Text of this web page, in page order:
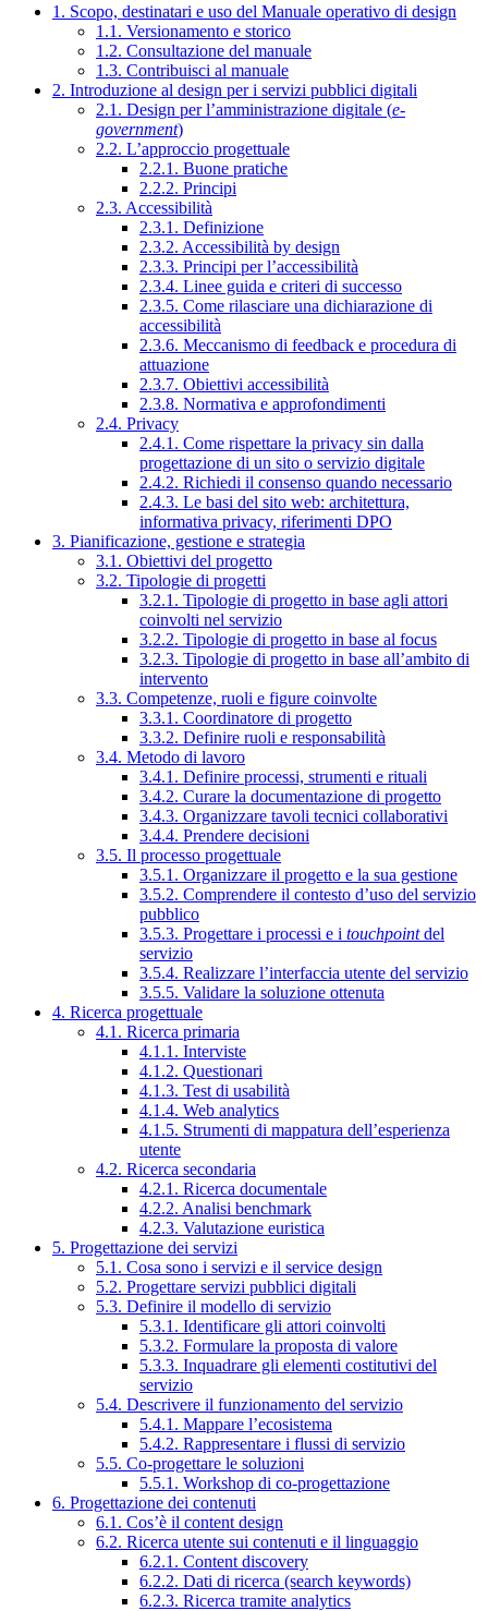
1. Scopo, destinatari e uso del Manuale operativo di design
1.1. Versionamento e storico
1.2. Consultazione del manuale
1.3. Contribuisci al manuale
2. Introduzione al design per i servizi pubblici digitali
2.1. Design per l’amministrazione digitale (e-
government)
2.2. L’approccio progettuale
2.2.1. Buone pratiche
2.2.2. Principi
2.3. Accessibilità
2.3.1. Definizione
2.3.2. Accessibilità by design
2.3.3. Principi per l’accessibilità
2.3.4. Linee guida e criteri di successo
2.3.5. Come rilasciare una dichiarazione di
accessibilità
2.3.6. Meccanismo di feedback e procedura di
attuazione
2.3.7. Obiettivi accessibilità
2.3.8. Normativa e approfondimenti
2.4. Privacy
2.4.1. Come rispettare la privacy sin dalla
progettazione di un sito o servizio digitale
2.4.2. Richiedi il consenso quando necessario
2.4.3. Le basi del sito web: architettura,
informativa privacy, riferimenti DPO
3. Pianificazione, gestione e strategia
3.1. Obiettivi del progetto
3.2. Tipologie di progetti
3.2.1. Tipologie di progetto in base agli attori
coinvolti nel servizio
3.2.2. Tipologie di progetto in base al focus
3.2.3. Tipologie di progetto in base all’ambito di
intervento
3.3. Competenze, ruoli e figure coinvolte
3.3.1. Coordinatore di progetto
3.3.2. Definire ruoli e responsabilità
3.4. Metodo di lavoro
3.4.1. Definire processi, strumenti e rituali
3.4.2. Curare la documentazione di progetto
3.4.3. Organizzare tavoli tecnici collaborativi
3.4.4. Prendere decisioni
3.5. Il processo progettuale
3.5.1. Organizzare il progetto e la sua gestione
3.5.2. Comprendere il contesto d’uso del servizio
pubblico
3.5.3. Progettare i processi e i touchpointdel
servizio
3.5.4. Realizzare l’interfaccia utente del servizio
3.5.5. Validare la soluzione ottenuta
4. Ricerca progettuale
4.1. Ricerca primaria
4.1.1. Interviste
4.1.2. Questionari
4.1.3. Test di usabilità
4.1.4. Web analytics
4.1.5. Strumenti di mappatura dell’esperienza
utente
4.2. Ricerca secondaria
4.2.1. Ricerca documentale
4.2.2. Analisi benchmark
4.2.3. Valutazione euristica
5. Progettazione dei servizi
5.1. Cosa sono i servizi e il service design
5.2. Progettare servizi pubblici digitali
5.3. Definire il modello di servizio
5.3.1. Identificare gli attori coinvolti
5.3.2. Formulare la proposta di valore
5.3.3. Inquadrare gli elementi costitutivi del
servizio
5.4. Descrivere il funzionamento del servizio
5.4.1. Mappare l’ecosistema
5.4.2. Rappresentare i flussi di servizio
5.5. Co-progettare le soluzioni
5.5.1. Workshop di co-progettazione
6. Progettazione dei contenuti
6.1. Cos’è il content design
6.2. Ricerca utente sui contenuti e il linguaggio
6.2.1. Content discovery
6.2.2. Dati di ricerca (search keywords)
6.2.3. Ricerca tramite analytics